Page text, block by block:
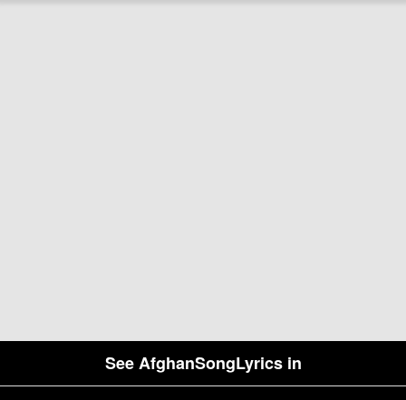
See AfghanSongLyrics in